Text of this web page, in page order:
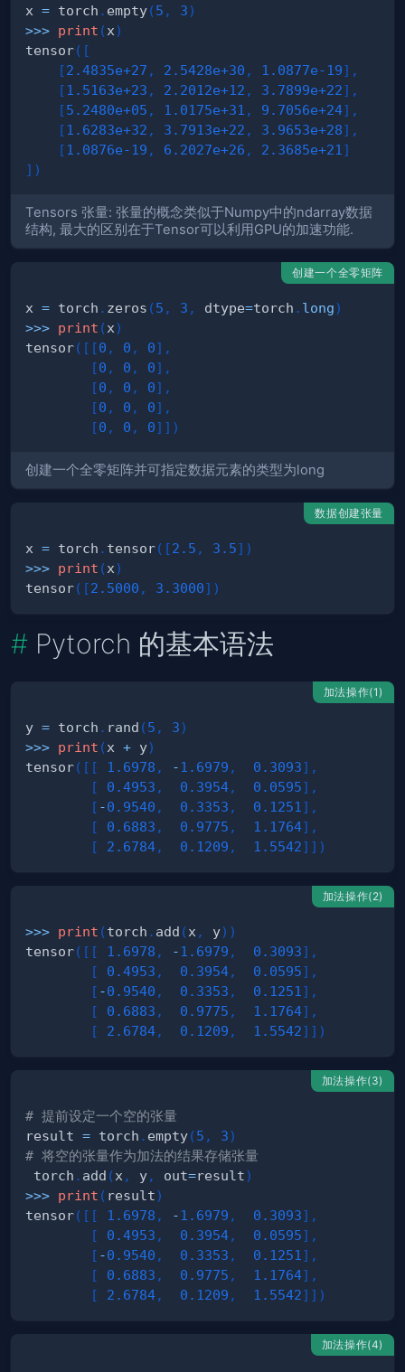
x = torch . empty(5 , 3)
>>> print (x)
tensor( [
[2.4835e+27 , 2.5428e+30 , 1.0877e-19] ,
[1.5163e+23 , 2.2012e+12 , 3.7899e+22] ,
[5.2480e+05 , 1.0175e+31 , 9.7056e+24] ,
[1.6283e+32 , 3.7913e+22 , 3.9653e+28] ,
[1.0876e-19 , 6.2027e+26 , 2.3685e+21 ]
] )
Tensors 张量: 张量的概念类似于Numpy中的ndarray数据
结构, 最大的区别在于Tensor可以利用GPU的加速功能.
创建一个全零矩阵
x = torch . zeros (5 , 3 , dtype=torch . long)
>>> print (x)
tensor( [ [0 , 0 , 0] ,
[0 , 0 , 0] ,
[0 , 0 , 0] ,
[0 , 0 , 0] ,
[0 , 0 , 0] ] )
创建一个全零矩阵并可指定数据元素的类型为long
数据创建张量
x = torch . tensor( [2.5 , 3.5] )
>>> print (x)
tensor( [2.5000 , 3.3000] )
Pytorch 的基本语法
加法操作(1)
y = torch . rand (5 , 3)
>>> print (x + y)
tensor( [ [ 1.6978 , -1.6979 , 0.3093] ,
[
0.4953 , 0.3954, 0.0595] ,
[ -0.9540 , 0.3353 , 0.1251 ] ,
[
0.6883 , 0.9775 , 1.1764] ,
[
2.6784, 0.1209 , 1.5542] ] )
加法操作(2)
>>> print (torch . add (x , y) )
tensor( [ [ 1.6978 , -1.6979 , 0.3093] ,
[
0.4953 , 0.3954, 0.0595] ,
[ -0.9540 , 0.3353 , 0.1251 ] ,
[
0.6883 , 0.9775 , 1.1764] ,
[
2.6784, 0.1209 , 1.5542] ] )
加法操作(3)
# 提前设定一个空的张量
result = torch . empty(5 , 3)
# 将空的张量作为加法的结果存储张量
torch . add (x , y, out=result)
>>> print ( result)
tensor( [ [ 1.6978 , -1.6979 , 0.3093] ,
[
0.4953 , 0.3954, 0.0595] ,
[ -0.9540 , 0.3353 , 0.1251 ] ,
[
0.6883 , 0.9775 , 1.1764] ,
[
2.6784, 0.1209 , 1.5542] ] )
加法操作(4)